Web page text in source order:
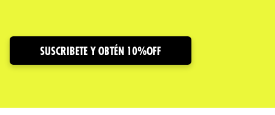
SUSCRIBETE Y OBTÉN 10%OFF